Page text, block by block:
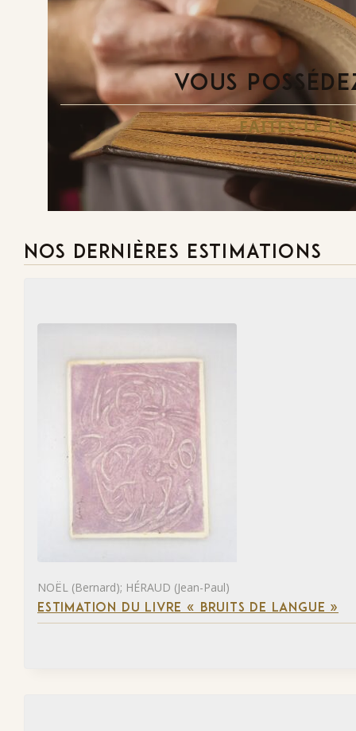
VOUS
FAITES-LE
NOS DERNIÈRES ESTIMATIONS
NOËL (Bernard); HÉRAUD (Jean-Paul)
ESTIMATION DU LIVRE « BRUITS DE LANGUE »